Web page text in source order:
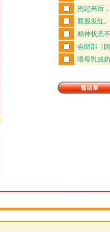
抱起来后
屁股发红。
精神状态不
会阴部（
喂母乳或